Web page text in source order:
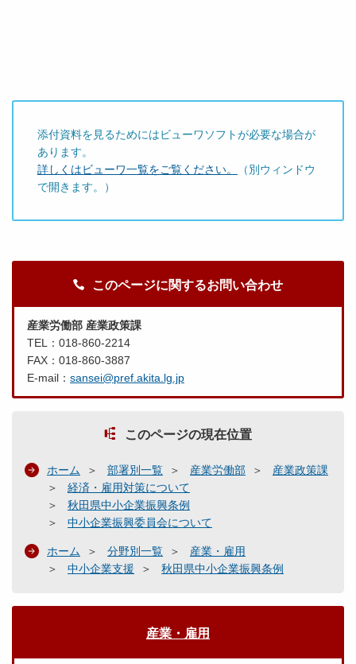
添付資料を見るためにはビューワソフトが必要な場合が
あります。
詳しくはビューワ一覧をご覧ください。
（別ウィンドウ
で開きます。）
このページに関するお問い合わせ
産業労働部 産業政策課
TEL：018-860-2214
FAX：018-860-3887
E-mail： sansei@pref.akita.lg.jp
このページの現在位置
ホーム 部署別一覧 産業労働部
産業政策課
経済・雇用対策について
秋田県中小企業振興条例
中小企業振興委員会について
ホーム 分野別一覧
産業・雇用
中小企業支援
秋田県中小企業振興条例
産業・雇用